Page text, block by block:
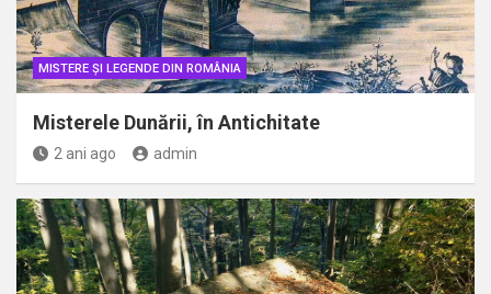
MISTERE ȘI LEGENDE DIN ROMÂNIA
Misterele Dunării, în Antichitate
2 ani ago admin